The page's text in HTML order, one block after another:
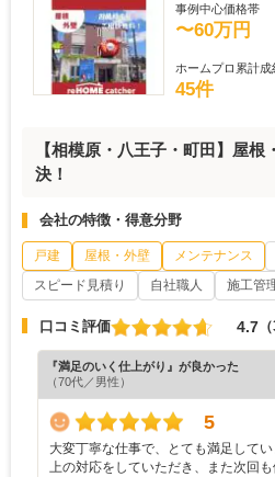
事例中心価格帯
〜60万円
ホームプロ累計成
45件
【相模原・八王子・町田】屋
決！
会社の特徴・得意分野
戸建 屋根・外壁 メンテナンス
スピード見積り
自社職人 施工管
口コミ評価 4.7
『満足のいく仕上がり』が良かった
（70代／男性）
5
大変丁寧な仕事で、とても満足して
上の対応をしていただき、また次回